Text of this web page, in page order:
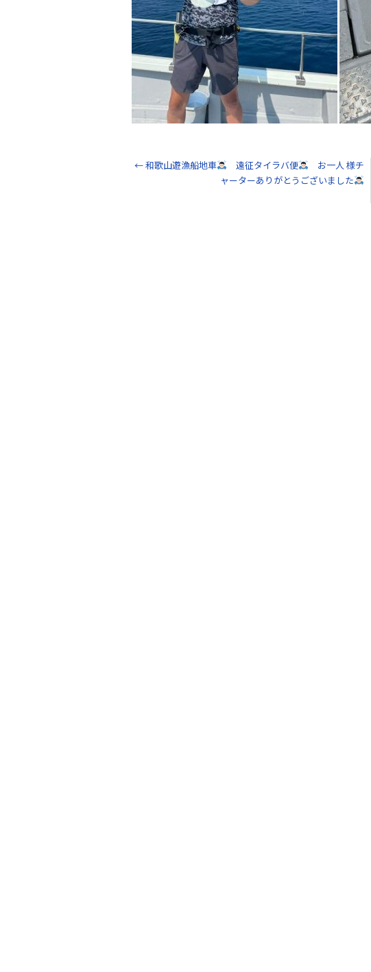
←和歌山遊漁船地車 遠征タイラバ便
お一人 様チ
ャーターありがとうございました